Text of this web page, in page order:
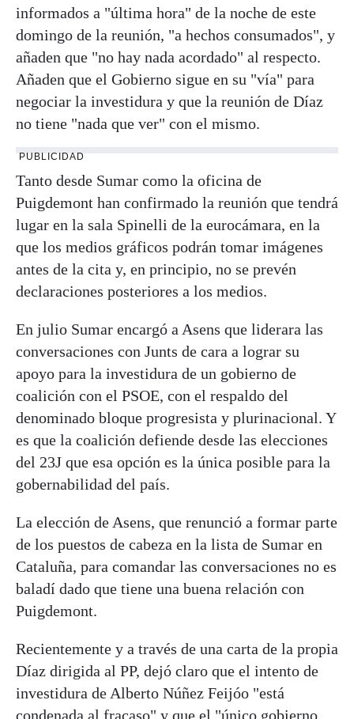
informados a "última hora" de la noche de este
domingo de la reunión, "a hechos consumados", y
añaden que "no hay nada acordado" al respecto.
Añaden que el Gobierno sigue en su "vía" para
negociar la investidura y que la reunión de Díaz
no tiene "nada que ver" con el mismo.
PUBLICIDAD
Tanto desde Sumar como la oficina de
Puigdemont han confirmado la reunión que tendrá
lugar en la sala Spinelli de la eurocámara, en la
que los medios gráficos podrán tomar imágenes
antes de la cita y, en principio, no se prevén
declaraciones posteriores a los medios.
En julio Sumar encargó a Asens que liderara las
conversaciones con Junts de cara a lograr su
apoyo para la investidura de un gobierno de
coalición con el PSOE, con el respaldo del
denominado bloque progresista y plurinacional. Y
es que la coalición defiende desde las elecciones
del 23J que esa opción es la única posible para la
gobernabilidad del país.
La elección de Asens, que renunció a formar parte
de los puestos de cabeza en la lista de Sumar en
Cataluña, para comandar las conversaciones no es
baladí dado que tiene una buena relación con
Puigdemont.
Recientemente y a través de una carta de la propia
Díaz dirigida al PP, dejó claro que el intento de
investidura de Alberto Núñez Feijóo "está
condenada al fracaso" y que el "único gobierno